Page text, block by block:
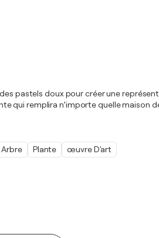
pastels doux pour créer une
qui remplira n’importe quelle maison
Arbre Plante œuvre D'art